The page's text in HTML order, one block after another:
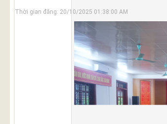
Thời gian đăng: 20/10/2025 01:38:00 AM